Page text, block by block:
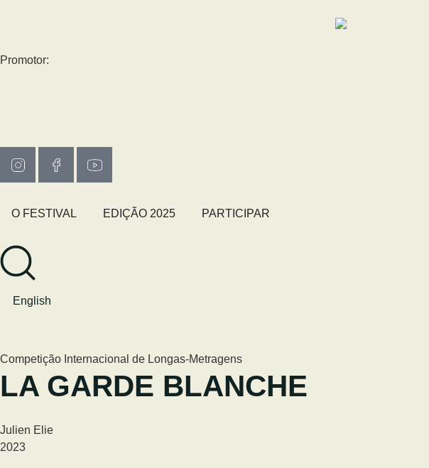
Promotor:
O FESTIVAL EDIÇÃO 2025 PARTICIPAR
English
Competição Internacional de Longas-Metragens
LA GARDE BLANCHE
Julien Elie
2023